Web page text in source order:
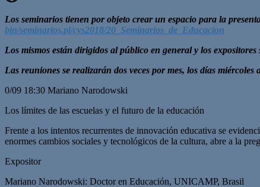
Los seminarios tienen por objeto crear un espacio para la
bin/seminarios.pl/cys2018/20_Seminarios_de_Educacion
Los mismos están dirigidos al público en general y los
Las reuniones se realizarán dos veces por mes, los días miércoles
0/09 18:30 Mariano Narodowski
Los límites de las escuelas y el futuro de la educación
Frente a los intentos recurrentes de innovación educativa se
enormes cambios sociales y tecnológicos de la cultura, abre a la
Expositor
Mariano Narodowski: Doctor en Educación, UNICAMP, Brasil